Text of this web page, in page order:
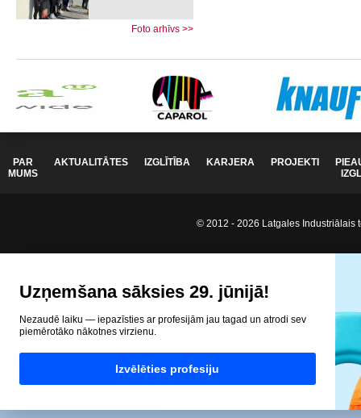
Foto arhīvs >>
PAR
MUMS
AKTUALITĀTES IZGLĪTĪBA KARJERA PROJEKTI
© 2012 - 2026 Latgales Industriālais
Uzņemšana sāksies 29. jūnijā!
Nezaudē laiku — iepazīsties ar profesijām jau tagad un atrodi sev
piemērotāko nākotnes virzienu.
Izvēlēties profesiju